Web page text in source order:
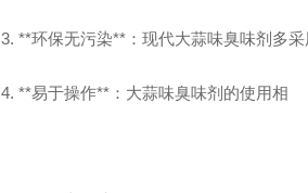
3. **环保无污染**：现代大蒜味臭味剂多
4. **易于操作**：大蒜味臭味剂的使用相